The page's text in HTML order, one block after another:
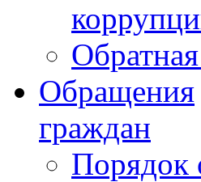
Обращения
граждан
Порядок